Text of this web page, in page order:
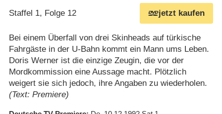
Staffel 1, Folge 12 jetzt kaufen
Bei einem Überfall von drei Skinheads auf türkische
Fahrgäste in der U-Bahn kommt ein Mann ums Leben.
Doris Werner ist die einzige Zeugin, die vor der
Mordkommission eine Aussage macht. Plötzlich
weigert sie sich jedoch, ihre Angaben zu wiederholen.
(Text: Premiere)